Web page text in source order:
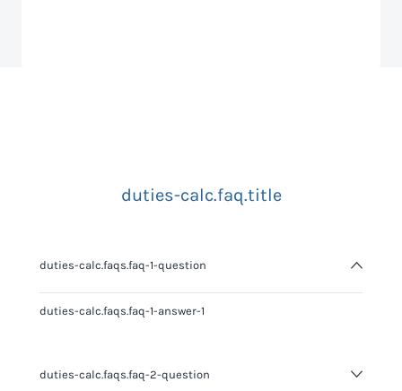
duties-calc.faq.title
duties-calc.faqs.faq-1-question
duties-calc.faqs.faq-1-answer-1
duties-calc.faqs.faq-2-question